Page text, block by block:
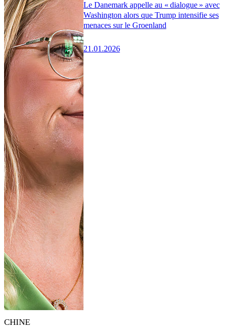
Le Danemark appelle au « dialogue » avec
Washington alors que Trump intensifie ses
menaces sur le Groenland
21.01.2026
CHINE